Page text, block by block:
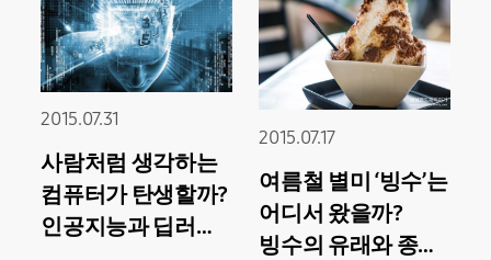
2015.07.31
사람처럼 생각하는
컴퓨터가 탄생할까?
인공지능과 딥러닝
2015.07.17
여름철 별미 ‘빙수’는
어디서 왔을까?
빙수의 유래와 종류,